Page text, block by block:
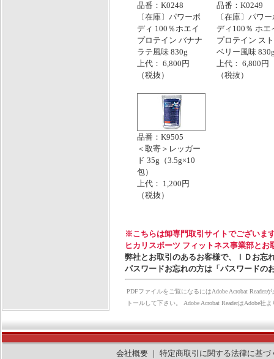
品番：K0248
〔在庫〕パワーボ
ディ 100％ホエイ
プロテイン バナナ
ラテ風味 830g
上代： 6,800円
（税抜）
品番：K0249
〔在庫〕パワ
ディ100％ ホエ
プロテイン ス
ベリー風味
上代： 6,800円
（税抜）
品番：K9505
＜取寄＞レッガー
ド 35g（3.5g×10
包）
上代： 1,200円
（税抜）
※こちらは卸専門取引サイトでございま
ヒカリスポーツ フィットネス事業部と
弊社とお取引のあるお客様で、ＩＤお忘
パスワードお忘れの方は「パスワードの
PDFファイルをご覧になるにはAdobe Acrobat Reader
トールして下さい。 Adobe Acrobat ReaderはAdobe
会社概要｜ 特定商取引に関する法律に基づ